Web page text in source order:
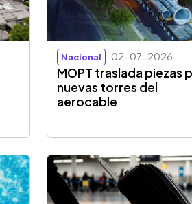
Nacional 02-07-2026
MOPT traslada piezas
nuevas torres del
aerocable